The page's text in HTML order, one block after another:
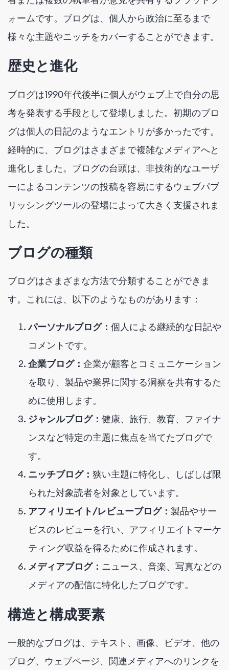
ォームです。ブログは、個人から政治に至るまで
様々な主題やニッチをカバーすることができます。
歴史と進化
ブログは1990年代後半に個人がウェブ上で自分の思
考を発表する手段として登場しました。初期のブロ
グは個人の日記のようなエントリが多かったです。
経時的に、ブログはさまざまで複雑なメディアへと
進化しました。ブログの台頭は、非技術的なユーザ
ーによるコンテンツの投稿を容易にするウェブパブ
リッシングツールの登場によって大きく支援されま
した。
ブログの種類
ブログはさまざまな方法で分類することができま
す。これには、以下のようなものがあります：
パーソナルブログ： 個人による継続的な日記や
コメントです。
企業ブログ： 企業が顧客とコミュニケーション
を取り、製品や業界に関する洞察を共有するた
めに使用します。
ジャンルブログ： 健康、旅行、教育、ファイナ
ンスなど特定の主題に焦点を当てたブログで
す。
ニッチブログ： 狭い主題に特化し、しばしば限
られた対象読者を対象としています。
アフィリエイト/レビューブログ： 製品やサー
ビスのレビューを行い、アフィリエイトマーケ
ティング収益を得るために作成されます。
メディアブログ： ニュース、音楽、写真などの
メディアの配信に特化したブログです。
構造と構成要素
一般的なブログは、テキスト、画像、ビデオ、他の
ブログ、ウェブページ、関連メディアへのリンクを